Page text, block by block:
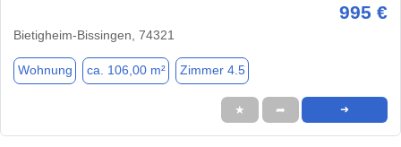
995 €
Bietigheim-Bissingen, 74321
Wohnung ca. 106,00 m² Zimmer 4.5
★ ➦ ➜